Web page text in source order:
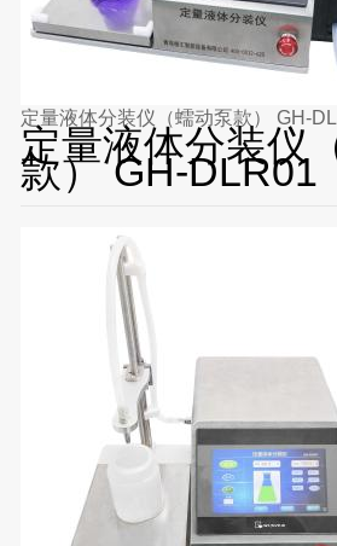
定量液体分装仪（蠕动
定量液体分装仪
款） GH-DLR01